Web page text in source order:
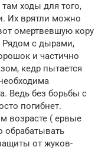
ходы для того,
Их врятли можно
омертвевшую кору
Рядом с дырами,
и частично
кедр пытается
Ведь без борьбы с
погибнет.
возрасте ( ервые
обрабатывать
от жуков-